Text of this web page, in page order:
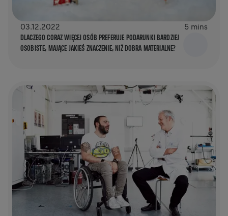
03.12.2022 5 mins
DLACZEGO CORAZ WIĘCEJ OSÓB PREFERUJE PODARUNKI BARDZIEJ
OSOBISTE, MAJĄCE JAKIEŚ ZNACZENIE, NIŻ DOBRA MATERIALNE?